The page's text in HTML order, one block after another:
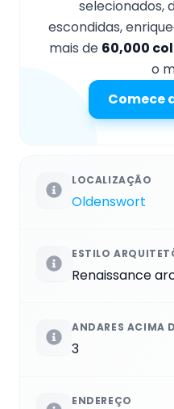
selecionados,
escondidas,
mais de 60,000
o
Comece
LOCALIZAÇÃO
Oldenswort
ESTILO
Renaissance
ANDARES ACIMA
3
ENDEREÇO